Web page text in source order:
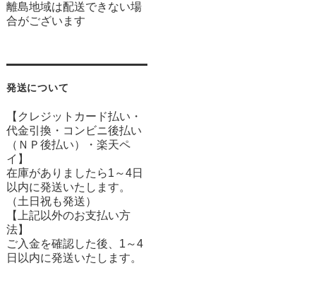
離島地域は配送できない場
合がございます
発送について
【クレジットカード払い・
代金引換・コンビニ後払い
（ＮＰ後払い）・楽天ペ
イ】
在庫がありましたら1～4日
以内に発送いたします。
（土日祝も発送）
【上記以外のお支払い方
法】
ご入金を確認した後、1～4
日以内に発送いたします。